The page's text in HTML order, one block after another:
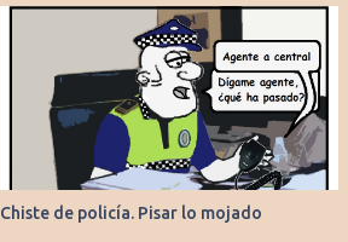
Chiste de policía. Pisar lo mojado